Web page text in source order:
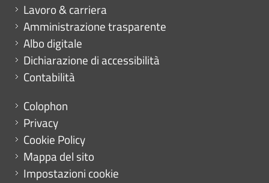
Mini menu di servizio
Lavoro & carriera
Amministrazione trasparente
Albo digitale
Dichiarazione di accessibilità
Contabilità
Menu footer
Colophon
Privacy
Cookie Policy
Mappa del sito
Impostazioni cookie